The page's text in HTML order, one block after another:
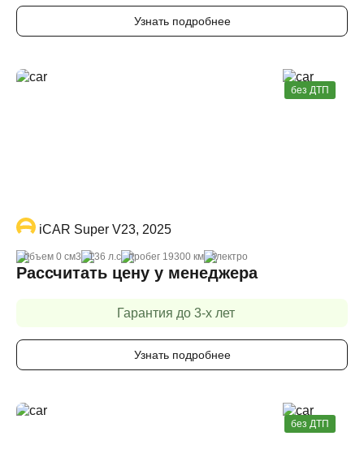
Узнать подробнее
без ДТП
iCAR Super V23, 2025
объем 0 cм3 136 л.с пробег 19300 км электро
Рассчитать цену у менеджера
Гарантия до 3-х лет
Узнать подробнее
без ДТП